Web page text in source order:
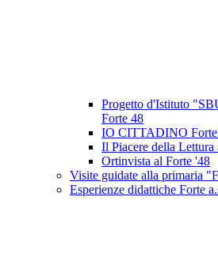
Progetto d'Istituto
Forte 48
IO CITTADINO
Il Piacere della Lettura
Ortinvista al Forte '48
Visite guidate alla primaria
Esperienze didattiche Forte